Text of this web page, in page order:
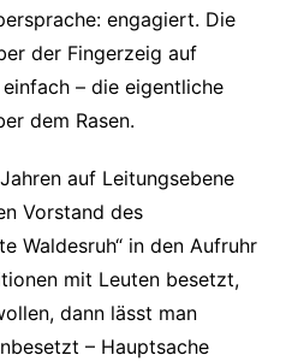
engagiert. Die
der Fingerzeig auf
– die eigentliche
dem Rasen.
auf Leitungsebene
Vorstand des
Waldesruh“ in den Aufruhr
mit Leuten besetzt,
dann lässt man
– Hauptsache